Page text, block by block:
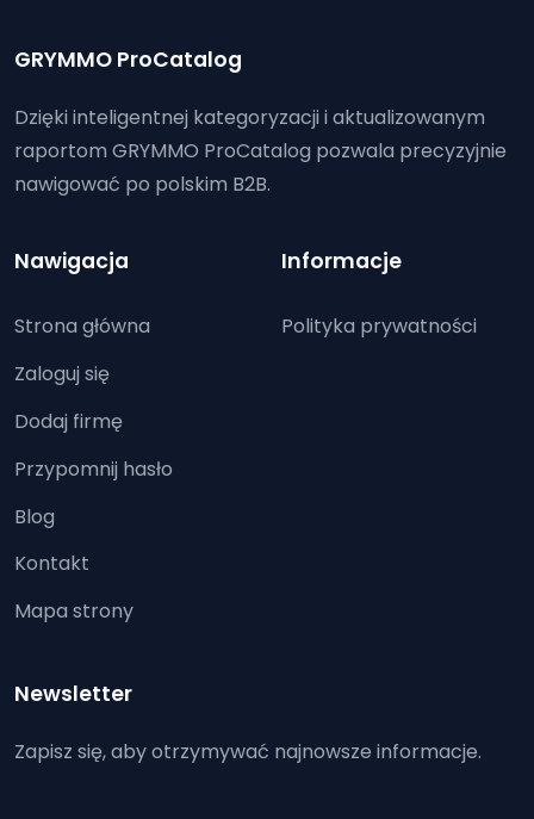
GRYMMO ProCatalog
Dzięki inteligentnej kategoryzacji i aktualizowanym
raportom GRYMMO ProCatalog pozwala precyzyjnie
nawigować po polskim B2B.
Nawigacja
Strona główna
Zaloguj się
Dodaj firmę
Przypomnij hasło
Blog
Kontakt
Mapa strony
Informacje
Polityka prywatności
Newsletter
Zapisz się, aby otrzymywać najnowsze informacje.